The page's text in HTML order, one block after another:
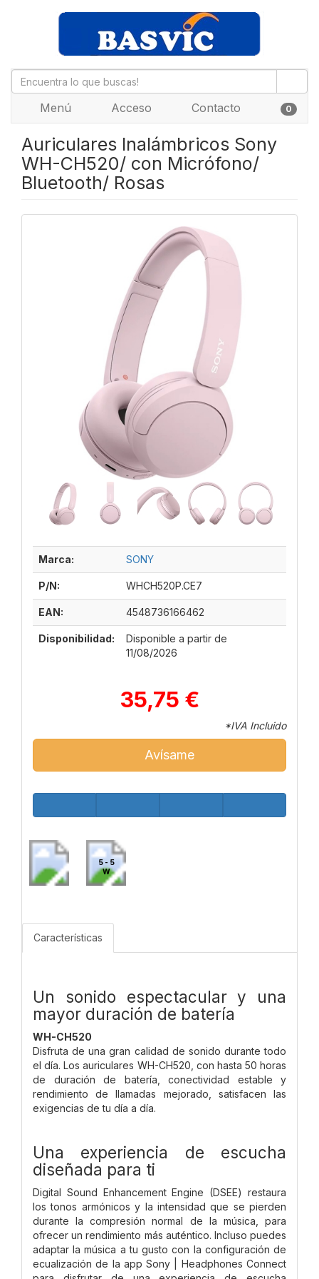
Menú Acceso Contacto 0
Auriculares Inalámbricos Sony
WH-CH520/ con Micrófono/
Bluetooth/ Rosas
Marca: SONY
P/N: WHCH520P.CE7
EAN: 4548736166462
Disponibilidad:
Disponible a partir de
11/08/2026
35,75 €
*IVA Incluido
Avísame
5 - 5
W
Características
Un sonido espectacular y una
mayor duración de batería
WH-CH520
Disfruta de una gran calidad de sonido durante todo
el día. Los auriculares WH-CH520, con hasta 50 horas
de duración de batería, conectividad estable y
rendimiento de llamadas mejorado, satisfacen las
exigencias de tu día a día.
Una experiencia de escucha
diseñada para ti
Digital Sound Enhancement Engine (DSEE) restaura
los tonos armónicos y la intensidad que se pierden
durante la compresión normal de la música, para
ofrecer un rendimiento más auténtico. Incluso puedes
adaptar la música a tu gusto con la configuración de
ecualización de la app Sony | Headphones Connect